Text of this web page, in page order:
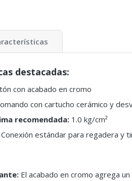
destacadas:
con acabado en cromo
con cartucho cerámico y
recomendada: 1.0 kg/cm²
Conexión estándar para regadera y
El acabado en cromo agrega